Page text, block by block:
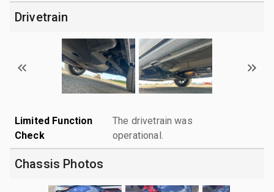
Drivetrain
Limited Function
Check
The drivetrain was
operational.
Chassis Photos